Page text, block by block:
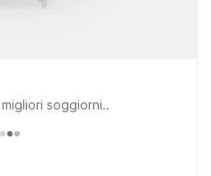
soggiorni..